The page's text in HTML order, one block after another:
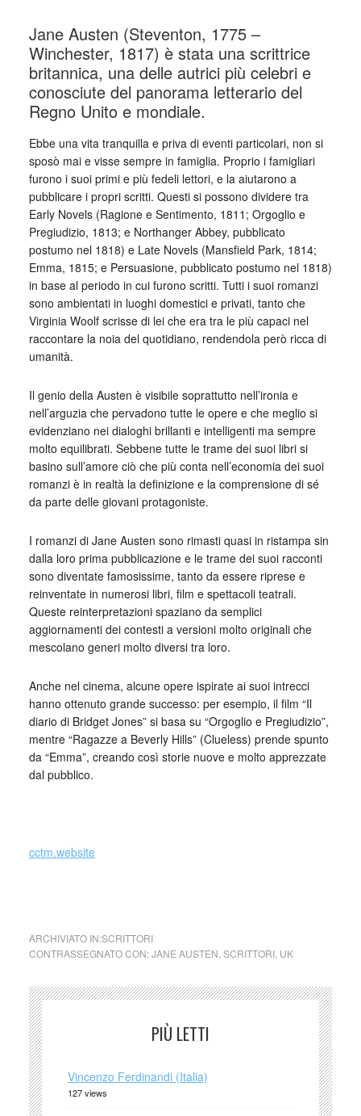
Jane Austen (Steventon, 1775 –
Winchester, 1817) è stata una scrittrice
britannica, una delle autrici più celebri e
conosciute del panorama letterario del
Regno Unito e mondiale.
Ebbe una vita tranquilla e priva di eventi particolari, non si
sposò mai e visse sempre in famiglia. Proprio i famigliari
furono i suoi primi e più fedeli lettori, e la aiutarono a
pubblicare i propri scritti. Questi si possono dividere tra
Early Novels (Ragione e Sentimento, 1811; Orgoglio e
Pregiudizio, 1813; e Northanger Abbey, pubblicato
postumo nel 1818) e Late Novels (Mansfield Park, 1814;
Emma, 1815; e Persuasione, pubblicato postumo nel 1818)
in base al periodo in cui furono scritti. Tutti i suoi romanzi
sono ambientati in luoghi domestici e privati, tanto che
Virginia Woolf scrisse di lei che era tra le più capaci nel
raccontare la noia del quotidiano, rendendola però ricca di
umanità.
Il genio della Austen è visibile soprattutto nell’ironia e
nell’arguzia che pervadono tutte le opere e che meglio si
evidenziano nei dialoghi brillanti e intelligenti ma sempre
molto equilibrati. Sebbene tutte le trame dei suoi libri si
basino sull’amore ciò che più conta nell’economia dei suoi
romanzi è in realtà la definizione e la comprensione di sé
da parte delle giovani protagoniste.
I romanzi di Jane Austen sono rimasti quasi in ristampa sin
dalla loro prima pubblicazione e le trame dei suoi racconti
sono diventate famosissime, tanto da essere riprese e
reinventate in numerosi libri, film e spettacoli teatrali.
Queste reinterpretazioni spaziano da semplici
aggiornamenti dei contesti a versioni molto originali che
mescolano generi molto diversi tra loro.
Anche nel cinema, alcune opere ispirate ai suoi intrecci
hanno ottenuto grande successo: per esempio, il film “Il
diario di Bridget Jones” si basa su “Orgoglio e Pregiudizio”,
mentre “Ragazze a Beverly Hills” (Clueless) prende spunto
da “Emma”, creando così storie nuove e molto apprezzate
dal pubblico.
cctm.website
ARCHIVIATO IN:SCRITTORI
CONTRASSEGNATO CON:JANE AUSTEN SCRITTORI, UK
PIÙ LETTI
Vincenzo Ferdinandi (Italia)
127 views